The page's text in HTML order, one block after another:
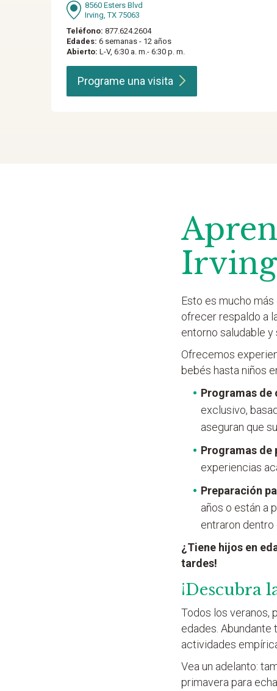
8560 Esters Blvd
Irving, TX 75063
Teléfono: 877.624.2604
Edades: 6 semanas - 12 años
Abierto: L-V, 6:30 a. m.- 6:30 p. m.
Programe unavisita
Irving
Esto es mucho
ofrecer respaldo a
entorno saludable
Ofrecemos
bebés hasta niños
Programas de
exclusivo,
aseguran que
Programas de
experiencias
Preparación
años o están a
entraron dentro
¿Tiene hijos en
tardes!
¡Descubra
Todos los veranos,
edades. Abundante
actividades
Vea un adelanto:
primavera para